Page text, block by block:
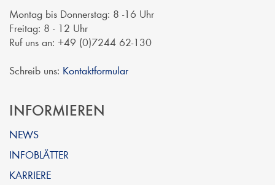
Montag bis Donnerstag: 8 -16 Uhr
Freitag: 8 - 12 Uhr
Ruf uns an: +49 (0)7244 62-130
Schreib uns: Kontaktformular
INFORMIEREN
NEWS
INFOBLÄTTER
KARRIERE